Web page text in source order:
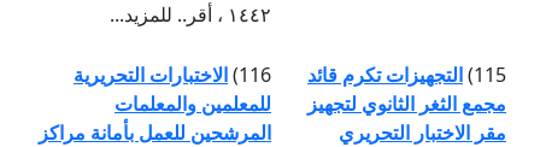
١٤٤٢ ، أقر.. للمزيد...
115) التجهيزات تكرم قائد
مجمع الثغر الثانوي لتجهيز
مقر الاختبار التحريري
116) الاختبارات التحريرية
للمعلمين والمعلمات
المرشحين للعمل بأمانة مراكز